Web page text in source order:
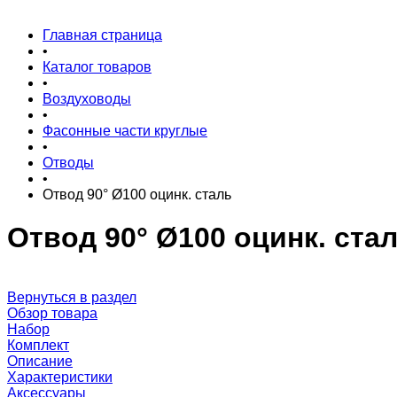
Главная страница
•
Каталог товаров
•
Воздуховоды
•
Фасонные части круглые
•
Отводы
•
Отвод 90° Ø100 оцинк. сталь
Отвод 90° Ø100 оцинк.
Вернуться в раздел
Обзор товара
Набор
Комплект
Описание
Характеристики
Аксессуары